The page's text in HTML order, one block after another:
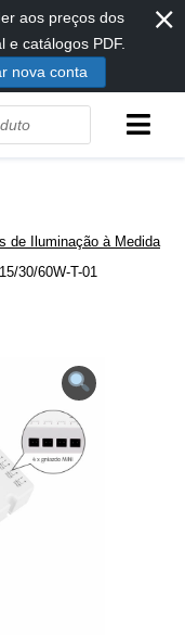
aos preços dos
e catálogos PDF.
nova conta
⨯
de Iluminação à Medida
30/60W-T-01